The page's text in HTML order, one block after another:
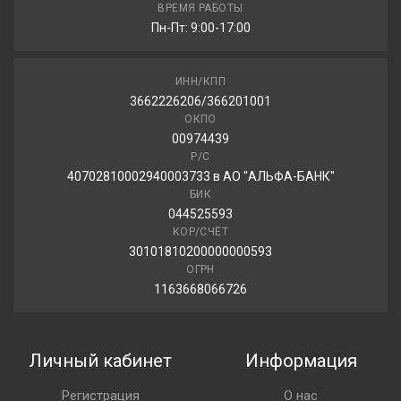
5 040.00 ₽
ВРЕМЯ РАБОТЫ
Пн-Пт: 9:00-17:00
ИНН/КПП
3662226206/366201001
ОКПО
00974439
Р/С
40702810002940003733 в АО "АЛЬФА-БАНК"
БИК
044525593
КОР/СЧЁТ
30101810200000000593
ОГРН
1163668066726
Личный кабинет
Регистрация
Информация
О нас